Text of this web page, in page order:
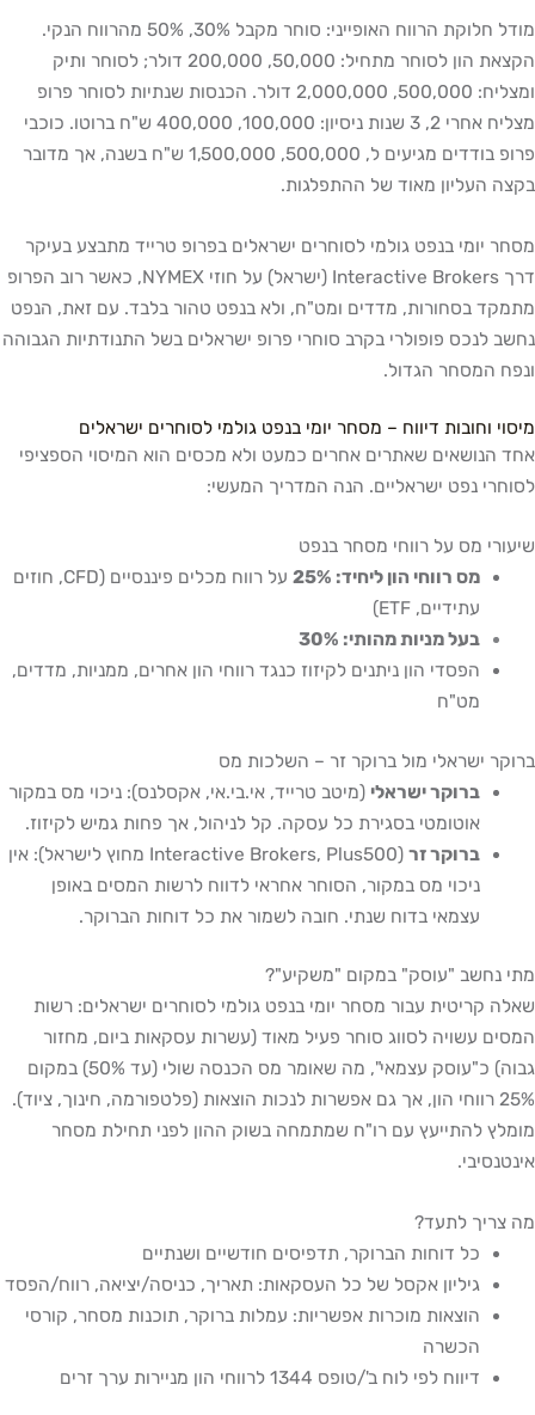
מודל חלוקת הרווח האופייני: סוחר מקבל 30%, 50% מהרווח הנקי.
הקצאת הון לסוחר מתחיל: 50,000, 200,000 דולר; לסוחר ותיק
ומצליח: 500,000, 2,000,000 דולר. הכנסות שנתיות לסוחר פרופ
מצליח אחרי 2, 3 שנות ניסיון: 100,000, 400,000 ש"ח ברוטו. כוכבי
פרופ בודדים מגיעים ל, 500,000, 1,500,000 ש"ח בשנה, אך מדובר
בקצה העליון מאוד של ההתפלגות.
מסחר יומי בנפט גולמי לסוחרים ישראלים בפרופ טרייד מתבצע בעיקר
דרך Interactive Brokers (ישראל) על חוזי NYMEX, כאשר רוב הפרופ
מתמקד בסחורות, מדדים ומט"ח, ולא בנפט טהור בלבד. עם זאת, הנפט
נחשב לנכס פופולרי בקרב סוחרי פרופ ישראלים בשל התנודתיות הגבוהה
ונפח המסחר הגדול.
מיסוי וחובות דיווח – מסחר יומי בנפט גולמי לסוחרים ישראלים
אחד הנושאים שאתרים אחרים כמעט ולא מכסים הוא המיסוי הספציפי
לסוחרי נפט ישראליים. הנה המדריך המעשי:
שיעורי מס על רווחי מסחר בנפט
מס רווחי הון ליחיד: 25%
על רווח מכלים פיננסיים (CFD, חוזים
עתידיים, ETF)
בעל מניות מהותי: 30%
הפסדי הון ניתנים לקיזוז כנגד רווחי הון אחרים, ממניות, מדדים,
מט"ח
ברוקר ישראלי מול ברוקר זר – השלכות מס
ברוקר ישראלי (מיטב טרייד, אי.בי.אי, אקסלנס): ניכוי מס במקור
אוטומטי בסגירת כל עסקה. קל לניהול, אך פחות גמיש לקיזוז.
ברוקר זר
(Interactive Brokers, Plus500 מחוץ לישראל): אין
ניכוי מס במקור, הסוחר אחראי לדווח לרשות המסים באופן
עצמאי בדוח שנתי. חובה לשמור את כל דוחות הברוקר.
מתי נחשב "עוסק" במקום "משקיע"?
שאלה קריטית עבור מסחר יומי בנפט גולמי לסוחרים ישראלים: רשות
המסים עשויה לסווג סוחר פעיל מאוד (עשרות עסקאות ביום, מחזור
גבוה) כ"עוסק עצמאי", מה שאומר מס הכנסה שולי (עד 50%) במקום
25% רווחי הון, אך גם אפשרות לנכות הוצאות (פלטפורמה, חינוך, ציוד).
מומלץ להתייעץ עם רו"ח שמתמחה בשוק ההון לפני תחילת מסחר
אינטנסיבי.
מה צריך לתעד?
כל דוחות הברוקר, תדפיסים חודשיים ושנתיים
גיליון אקסל של כל העסקאות: תאריך, כניסה/יציאה, רווח/הפסד
הוצאות מוכרות אפשריות: עמלות ברוקר, תוכנות מסחר, קורסי
הכשרה
דיווח לפי לוח ב'/טופס 1344 לרווחי הון מניירות ערך זרים